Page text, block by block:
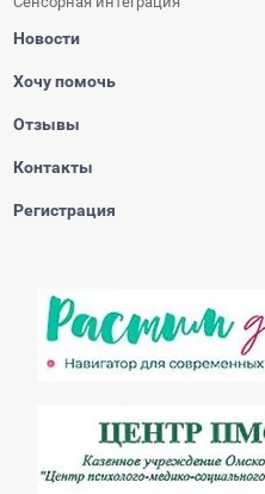
Новости
Хочу помочь
Отзывы
Контакты
Регистрация